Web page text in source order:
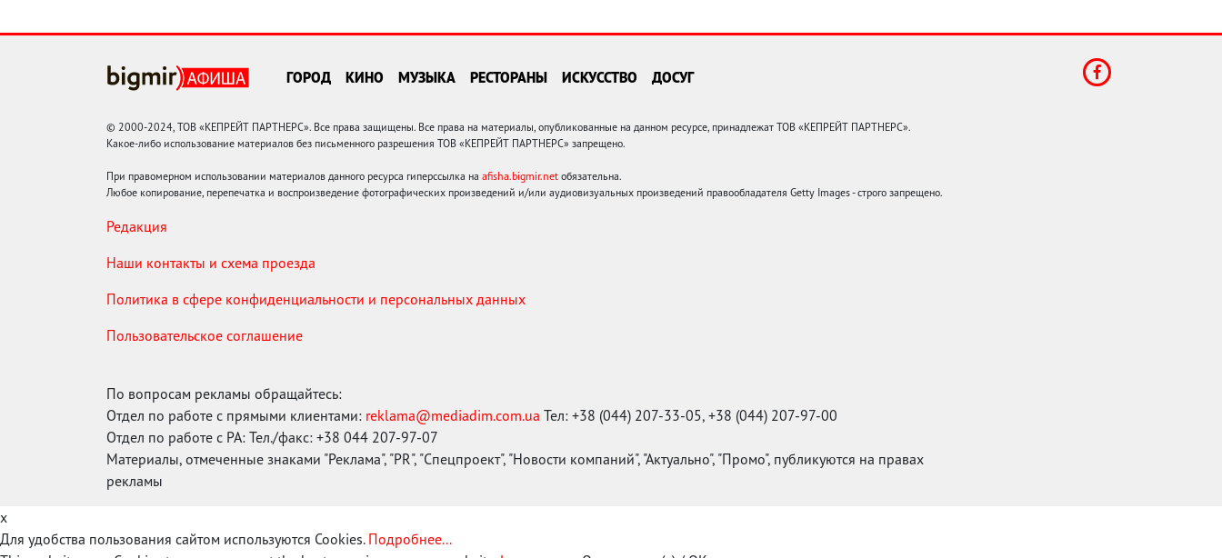
ГОРОД КИНО МУЗЫКА РЕСТОРАНЫ ИСКУССТВО ДОСУГ
© 2000-2024, ТОВ «КЕПРЕЙТ ПАРТНЕРС». Все права защищены. Все права на материалы, опубликованные на данном ресурсе, принадлежат ТОВ «КЕПРЕЙТ ПАРТНЕРС».
Какое-либо использование материалов без письменного разрешения ТОВ «КЕПРЕЙТ ПАРТНЕРС» запрещено.
При правомерном использовании материалов данного ресурса гиперссылка на afisha.bigmir.net обязательна.
Любое копирование, перепечатка и воспроизведение фотографических произведений и/или аудиовизуальных произведений правообладателя Getty Images - строго запрещено.
Редакция
Наши контакты и схема проезда
Политика в сфере конфиденциальности и персональных данных
Пользовательское соглашение
По вопросам рекламы обращайтесь:
Отдел по работе с прямыми клиентами: reklama@mediadim.com.ua Тел: +38 (044) 207-33-05, +38 (044) 207-97-00
Отдел по работе с РА: Тел./факс: +38 044 207-97-07
Материалы, отмеченные знаками "Реклама", "PR", "Спецпроект", "Новости компаний", "Актуально", "Промо", публикуются на правах
рекламы
x
Для удобства пользования сайтом используются Cookies. Подробнее...